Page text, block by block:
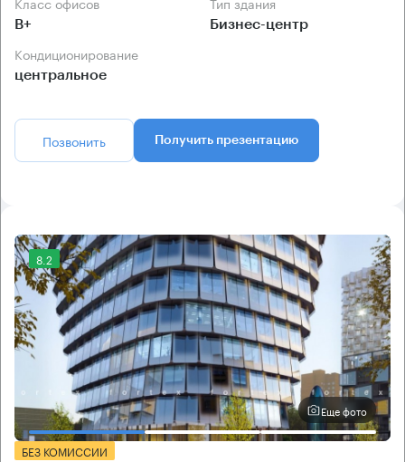
B+ Бизнес-центр
Кондиционирование
центральное
Позвонить Получить презентацию
8.2
Еще фото
БЕЗ КОМИССИИ